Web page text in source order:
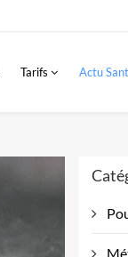
Tarifs Actu